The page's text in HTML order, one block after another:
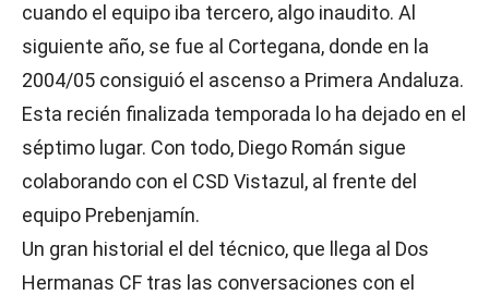
cuando el equipo iba tercero, algo inaudito. Al
siguiente año, se fue al Cortegana, donde en la
2004/05 consiguió el ascenso a Primera Andaluza.
Esta recién finalizada temporada lo ha dejado en el
séptimo lugar. Con todo, Diego Román sigue
colaborando con el CSD Vistazul, al frente del
equipo Prebenjamín.
Un gran historial el del técnico, que llega al Dos
Hermanas CF tras las conversaciones con el